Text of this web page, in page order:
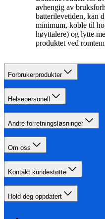
avhengig av
batterilevetiden, kan
minimum, koble til
høyttalere) og lytte
produktet ved
Forbrukerprodukter
Helsepersonell
Andre forretningsløsninger
Om oss
Kontakt kundestøtte
Hold deg oppdatert